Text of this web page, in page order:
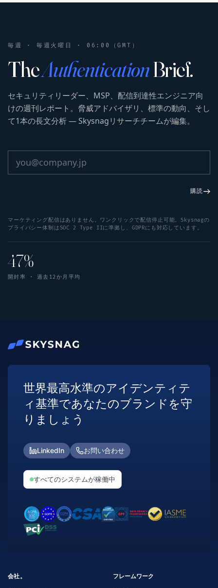
毎週 · 毎週火曜日 · 06:00（GMT）
TheAuthenticationBrief.
セキュリティリーダー、MSP、配信到達性エンジニア向
けの週刊レポート。脅威アドバイザリ、標準の動向、そし
て1本の長文分析 — Skysnagリサーチチームが編集。
購読
マーケティング配信はありません。ワンクリックで配信停止可能。Skysnagの
プライバシー体制はSOC 2 Type IIに準拠し、GDPRにも対応しています。
47%
開封率 · 過去12か月平均
世界最高水準のアイデンティテ
ィ基準であなたのブランドを守
りましょう
LinkedIn お問い合わせ
すべてのシステムが稼働中
会社。 フレームワーク